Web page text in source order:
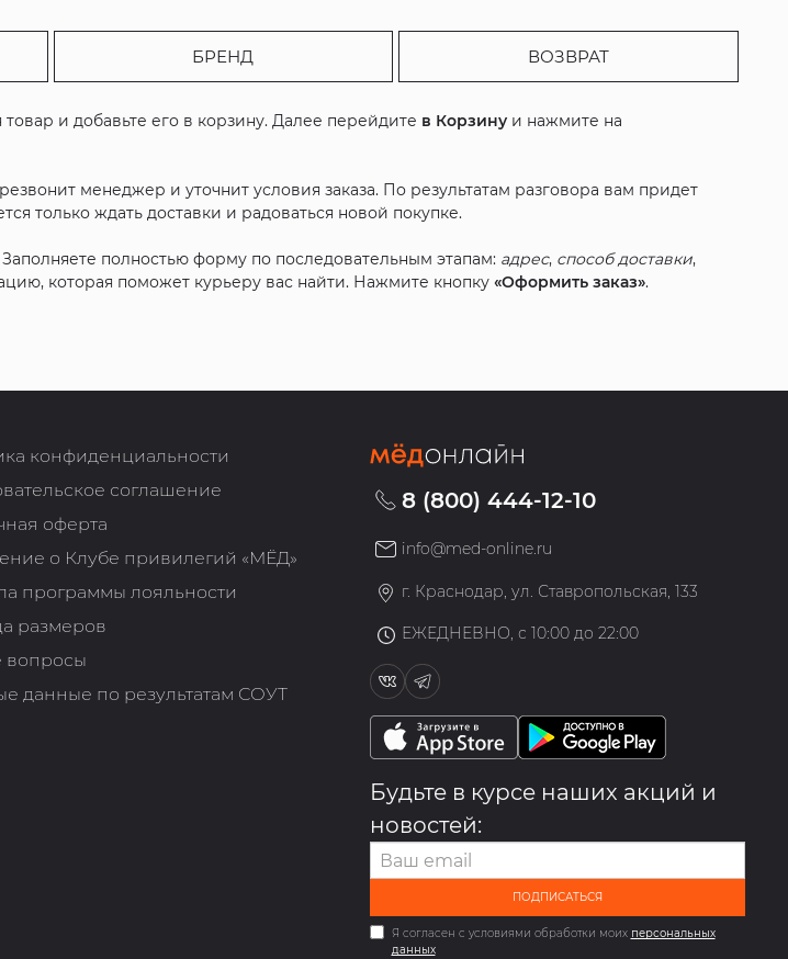
БРЕНД ВОЗВРАТ
и добавьте его в корзину. Далее перейдите в Корзину и нажмите на
менеджер и уточнит условия заказа. По результатам разговора вам придет
только ждать доставки и радоваться новой покупке.
полностью форму по последовательным этапам: адрес, способ доставки,
которая поможет курьеру вас найти. Нажмите кнопку«Оформить заказ».
конфиденциальности
соглашение
оферта
о Клубе привилегий «МЁД»
программы лояльности
размеров
вопросы
данные по результатам СОУТ
8 (800) 444-12-10
info@med-online.ru
г. Краснодар, ул. Ставропольская, 133
ЕЖЕДНЕВНО, с 10:00 до 22:00
Будьте в курсе наших акций и
новостей:
ПОДПИСАТЬСЯ
Я согласен с условиями обработки моих персональных
данных